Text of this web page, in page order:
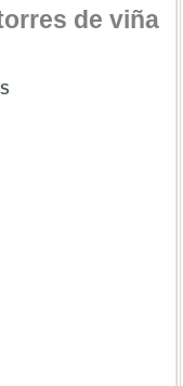
de viña